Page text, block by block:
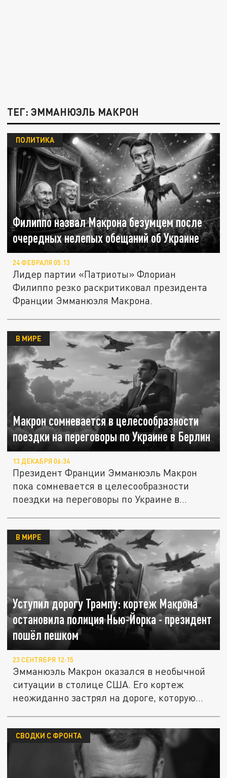
ТЕГ: ЭММАНЮЭЛЬ МАКРОН
Филиппо назвал Макрона безумцем после
очередных нелепых обещаний об Украине
ПОЛИТИКА
24 ФЕВРАЛЯ 05:13
Лидер партии «Патриоты» Флориан
Филиппо резко раскритиковал президента
Франции Эмманюэля Макрона.
Макрон сомневается в целесообразности
поездки на переговоры по Украине в Берлин
В МИРЕ
13 ДЕКАБРЯ 06:34
Президент Франции Эмманюэль Макрон
пока сомневается в целесообразности
поездки на переговоры по Украине в...
Уступил дорогу Трампу: кортеж Макрона
остановила полиция Нью-Йорка - президент
пошёл пешком
В МИРЕ
23 СЕНТЯБРЯ 12:15
Эмманюэль Макрон оказался в необычной
ситуации в столице США. Его кортеж
неожиданно застрял на дороге, которую...
СВОДКИ С ФРОНТА